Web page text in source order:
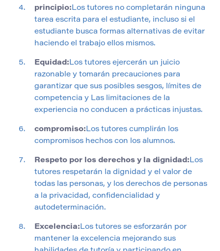
principio:Los tutores no completarán ninguna
tarea escrita para el estudiante, incluso si el
estudiante busca formas alternativas de evitar
haciendo el trabajo ellos mismos.
Equidad:Los tutores ejercerán un juicio
razonable y tomarán precauciones para
garantizar que sus posibles sesgos, límites de
competencia y Las limitaciones de la
experiencia no conducen a prácticas injustas.
compromiso:Los tutores cumplirán los
compromisos hechos con los alumnos.
Respeto por los derechos y la dignidad:Los
tutores respetarán la dignidad y el valor de
todas las personas, y los derechos de personas
a la privacidad, confidencialidad y
autodeterminación.
Excelencia:Los tutores se esforzarán por
mantener la excelencia mejorando sus